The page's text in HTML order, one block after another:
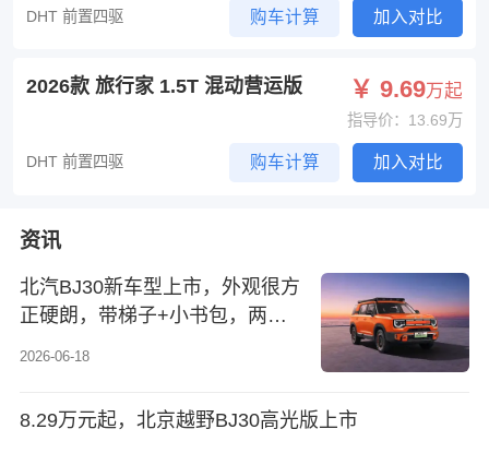
DHT 前置四驱 购车计算 加入对比
2026款 旅行家 1.5T 混动营运版 ￥ 9.69万起
指导价：13.69万
DHT 前置四驱 购车计算 加入对比
资讯
北汽BJ30新车型上市，外观很方
正硬朗，带梯子+小书包，两种
2026-06-18
8.29万元起，北京越野BJ30高光版上市